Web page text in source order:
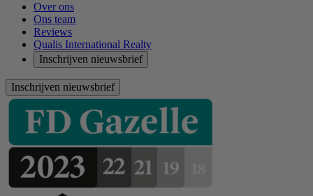
Over ons
Ons team
Reviews
Qualis International Realty
Inschrijven nieuwsbrief
Inschrijven nieuwsbrief